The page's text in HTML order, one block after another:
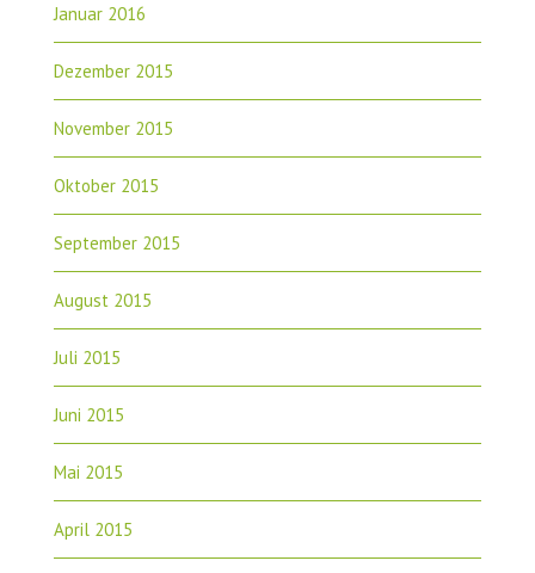
Januar 2016
Dezember 2015
November 2015
Oktober 2015
September 2015
August 2015
Juli 2015
Juni 2015
Mai 2015
April 2015